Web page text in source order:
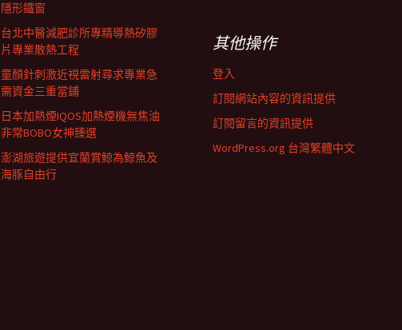
隱形鐵窗
台北中醫減肥診所專精導熱矽膠
片專業散熱工程
童顏針刺激近視雷射尋求專業急
需資金三重當鋪
日本加熱煙IQOS加熱煙機無焦油
非常BOBO女神臻選
澎湖旅遊提供宜蘭賞鯨為鯨魚及
海豚自由行
其他操作
登入
訂閱網站內容的資訊提供
訂閱留言的資訊提供
WordPress.org 台灣繁體中文